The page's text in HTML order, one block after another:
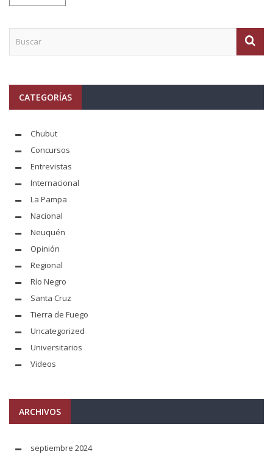
CATEGORÍAS
Chubut
Concursos
Entrevistas
Internacional
La Pampa
Nacional
Neuquén
Opinión
Regional
Río Negro
Santa Cruz
Tierra de Fuego
Uncategorized
Universitarios
Videos
ARCHIVOS
septiembre 2024